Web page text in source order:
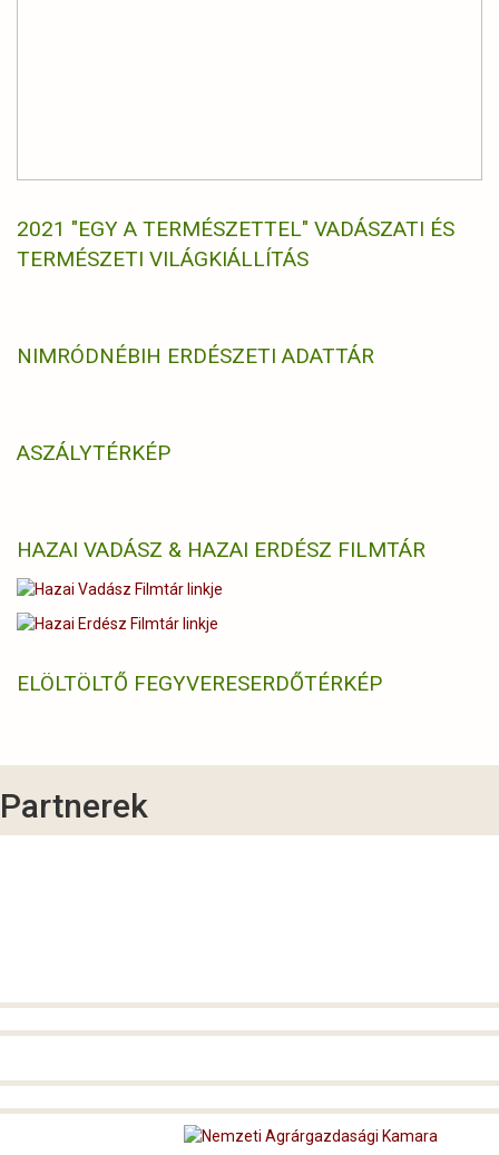
2021 "EGY A TERMÉSZETTEL" VADÁSZATI ÉS
TERMÉSZETI VILÁGKIÁLLÍTÁS
NIMRÓDNÉBIH ERDÉSZETI ADATTÁR
ASZÁLYTÉRKÉP
HAZAI VADÁSZ & HAZAI ERDÉSZ FILMTÁR
ELÖLTÖLTŐ FEGYVERESERDŐTÉRKÉP
Partnerek